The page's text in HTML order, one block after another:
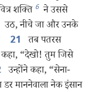
शक्‍ति 6 ने उससे
उठ, नीचे जा और उनके
21
तब पतरस
“देखो! तुम जिसे
उन्होंने कहा, “सेना-
माननेवाला नेक इंसान